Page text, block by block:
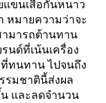
แขนเสื้อกันหนาว
หมายความว่าจะ
มารถต้านทาน
นด์ที่เน้นเครื่อง
ที่ทนทาน ไปจนถึง
รมชาตินี้ส่งผล
และลดจำนวน